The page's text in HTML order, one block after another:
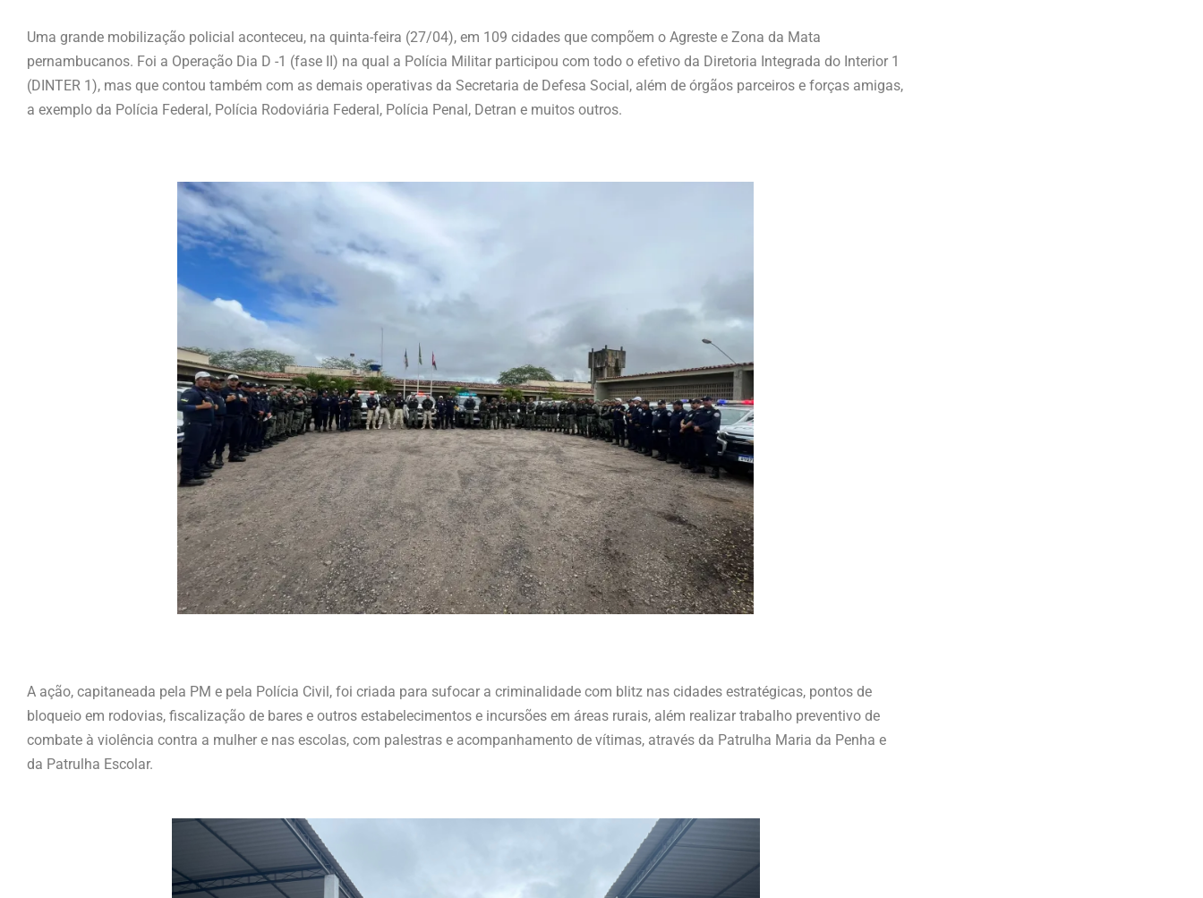
Uma grande mobilização policial aconteceu, na quinta-feira (27/04), em 109 cidades que compõem o Agreste e Zona da Mata
pernambucanos. Foi a Operação Dia D -1 (fase II) na qual a Polícia Militar participou com todo o efetivo da Diretoria Integrada do Interior 1
(DINTER 1), mas que contou também com as demais operativas da Secretaria de Defesa Social, além de órgãos parceiros e forças amigas,
a exemplo da Polícia Federal, Polícia Rodoviária Federal, Polícia Penal, Detran e muitos outros.
A ação, capitaneada pela PM e pela Polícia Civil, foi criada para sufocar a criminalidade com blitz nas cidades estratégicas, pontos de
bloqueio em rodovias, fiscalização de bares e outros estabelecimentos e incursões em áreas rurais, além realizar trabalho preventivo de
combate à violência contra a mulher e nas escolas, com palestras e acompanhamento de vítimas, através da Patrulha Maria da Penha e
da Patrulha Escolar.